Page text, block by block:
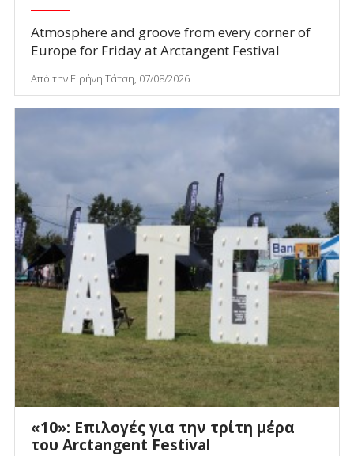
Atmosphere and groove from every corner of
Europe for Friday at Arctangent Festival
Από την Ειρήνη Τάτση, 07/08/2026
«10»: Επιλογές για την τρίτη μέρα
του Arctangent Festival